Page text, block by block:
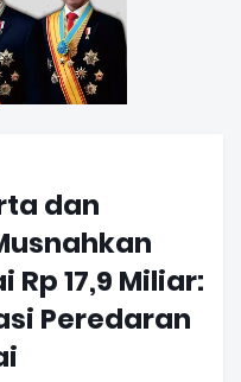
dan
Rp 17,9 Miliar:
Peredaran